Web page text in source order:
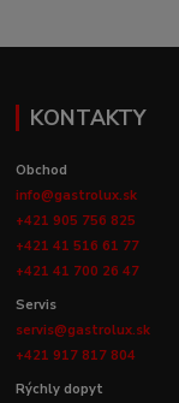
KONTAKTY
Obchod
info@gastrolux.sk
+421 905 756 825
+421 41 516 61 77
+421 41 700 26 47
Servis
servis@gastrolux.sk
+421 917 817 804
Rýchly dopyt